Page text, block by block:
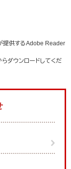
提供するAdobe Reader
ダウンロードしてくだ